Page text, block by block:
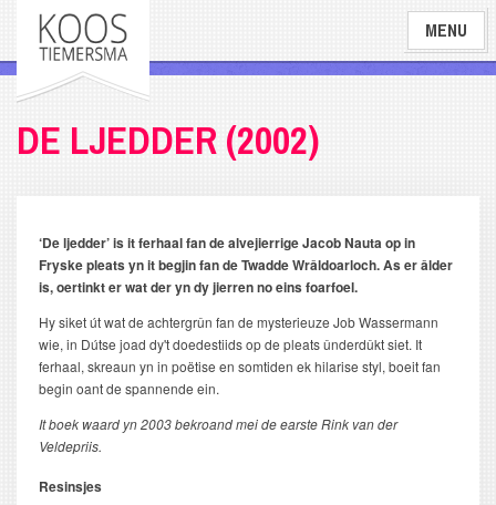
Overslaan
naar
gaan
MENU
DE LJEDDER (2002)
‘De ljedder’ is it ferhaal fan de alvejierrige Jacob Nauta op in
Fryske pleats yn it begjin fan de Twadde Wrâldoarloch. As er âlder
is, oertinkt er wat der yn dy jierren no eins foarfoel.
Hy siket út wat de achtergrûn fan de mysterieuze Job Wassermann
wie, in Dútse joad dy't doedestiids op de pleats ûnderdûkt siet. It
ferhaal, skreaun yn in poëtise en somtiden ek hilarise styl, boeit fan
begin oant de spannende ein.
It boek waard yn 2003 bekroand mei de earste Rink van der
Veldepriis.
Resinsjes